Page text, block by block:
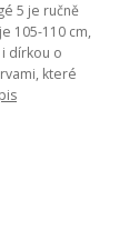
5 je ručně
105-110 cm,
dírkou o
které